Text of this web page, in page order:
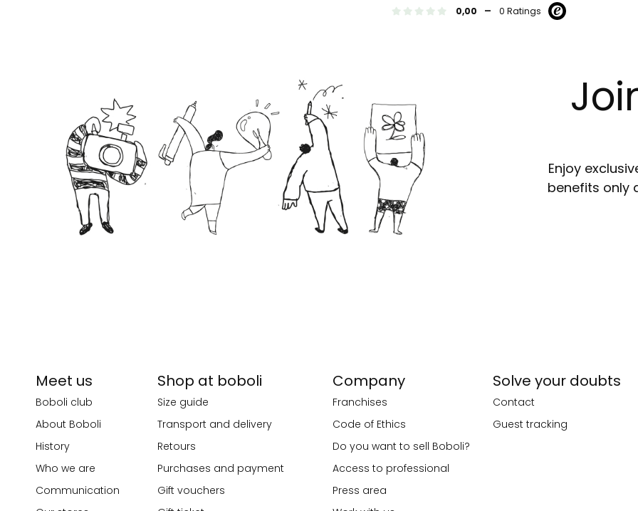
0,00 - 0 Ratings
Enjoy
benefits only
Meet us
Boboli club
About Boboli
History
Who we are
Communication
Shop at boboli
Size guide
Transport and delivery
Retours
Purchases and payment
Gift vouchers
Company
Franchises
Code of Ethics
Do you want to sell Boboli?
Access to professional
Press area
Solve your doubts
Contact
Guest tracking